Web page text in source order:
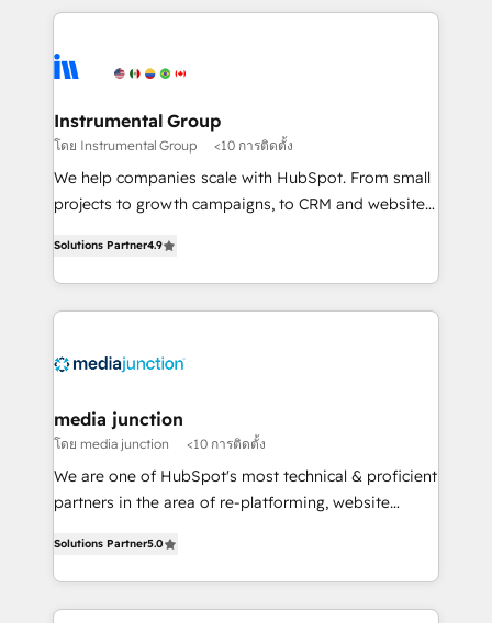
eminent solutions & integrations. Trust us to
Elite Partners with 10+ years of HubSpot experience
Premier Partner 2023 🌟5 HubSpot Accreditations 🌟
Won HubSpot Theme Challenge 2021 🌟INBOUND’19
HubSpot Rising Star Why us? Harnessing the full
potential of the powerful HubSpot CRM. ✔️A team of
HubSpot experience ✔️Flexible pricing models —
Hourly-fee (assigned one Dedicated HubSpot
requirement). ✔️Helped over 25,000+ customers so
Instrumental Group
โดย Instrumental Group <10 การติดตั้ง
We help companies scale with HubSpot. From small
projects to growth campaigns, to CRM and websites.
HubSpot and willing to work hand-in-hand with your
team to simplify the complex and build a better
experience for your team and customers.
Solutions Partner4.9
media junction
โดย media junction <10 การติดตั้ง
We are one of HubSpot's most technical & proficient
partners in the area of re-platforming, website
implementations for mid-market & enterprise
companies. We are woman-owned, powered by
coffee, and we ❤️ dogs. We produce award-winning
Solutions Partner5.0